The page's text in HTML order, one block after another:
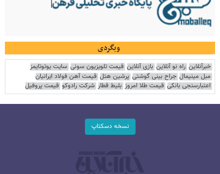
وبگردی
خبرآنلاین راه نو آنلاین بازی آنلاین قیمت تلویزیون سونی سایت یوتوتایمز
مبل مینیمال جراح بینی گوشتی پرشین هتل قیمت آهن فولاد ایرانیان
اعتبارسنجی بانکی قیمت طلا امروز بلیط قطار شرکت رادوکو قیمت پروفیل
نسخه دسکتاپ